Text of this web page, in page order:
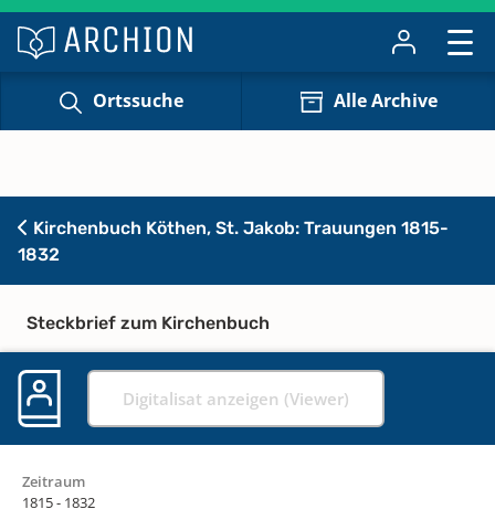
Ortssuche Alle Archive
Kirchenbuch Köthen, St. Jakob: Trauungen 1815-
1832
Steckbrief zum Kirchenbuch
Digitalisat anzeigen (Viewer)
Zeitraum
1815 - 1832